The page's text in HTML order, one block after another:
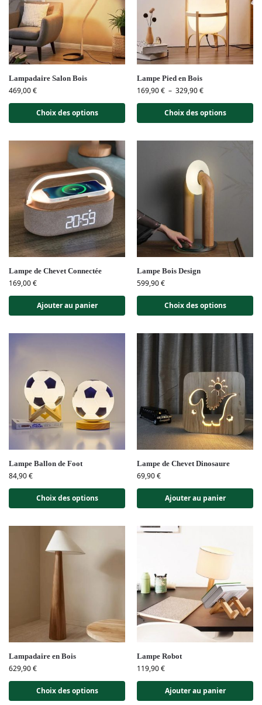
Lampadaire Salon Bois
469,00€
Choix des options
Lampe Pied en Bois
169,90€ – 329,90€
Choix des options
Lampe de Chevet Connectée
169,00€
Ajouter au panier
Lampe Bois Design
599,90€
Choix des options
Lampe Ballon de Foot
84,90€
Choix des options
Lampe de Chevet Dinosaure
69,90€
Ajouter au panier
Lampadaire en Bois
629,90€
Choix des options
Lampe Robot
119,90€
Ajouter au panier